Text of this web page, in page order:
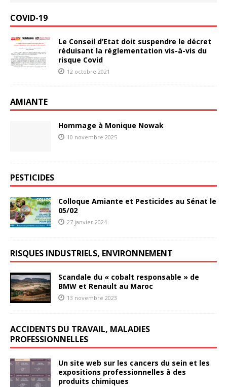
COVID-19
Le Conseil d’Etat doit suspendre le décret
réduisant la réglementation vis-à-vis du
risque Covid
12 octobre 2021
AMIANTE
Hommage à Monique Nowak
10 novembre 2025
PESTICIDES
Colloque Amiante et Pesticides au Sénat le
05/02
27 janvier 2024
RISQUES INDUSTRIELS, ENVIRONNEMENT
Scandale du « cobalt responsable » de
BMW et Renault au Maroc
13 novembre 2023
ACCIDENTS DU TRAVAIL, MALADIES
PROFESSIONNELLES
Un site web sur les cancers du sein et les
expositions professionnelles à des
produits chimiques